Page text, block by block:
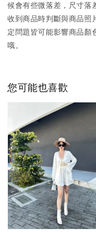
候會有些微落差，尺寸落
收到商品時判斷與商品照
定問題皆可能影響商品顏
哦。
您可能也喜歡